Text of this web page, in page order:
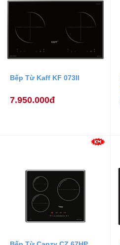
Bếp Từ Kaff KF 073II
7.950.000đ